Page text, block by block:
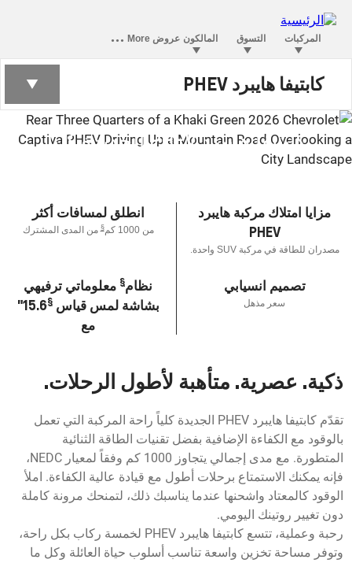
كابتيفا هايبرد PHEV
كابتيفا هايبرد PHEV الجديدة كلياً
مزايا امتلاك مركبة هايبرد
PHEV
مصدران للطاقة في مركبة SUV واحدة.
انطلق لمسافات أكثر
من 1000 كم § من المدى المشترك
تصميم انسيابي
سعر مذهل
نظام معلوماتي ترفيهي
بشاشة لمس قياس
15.6"
مع
ذكية. عصرية. متأهبة لأطول الرحلات.
تقدّم كابتيفا هايبرد PHEV الجديدة كلياً راحة المركبة التي تعمل
بالوقود مع الكفاءة الإضافية بفضل تقنيات الطاقة الثنائية
المتطورة. مع مدى إجمالي يتجاوز 1000 كم وفقاً لمعيار NEDC،
فإنه يمكنك الاستمتاع برحلات أطول مع قيادة عالية الكفاءة. املأ
الوقود كالمعتاد واشحنها عندما يناسبك ذلك، لتمنحك مرونة كاملة
دون تغيير روتينك اليومي.
رحبة وعملية، تتسع كابتيفا هايبرد PHEV لخمسة ركاب بكل راحة،
وتوفر مساحة تخزين واسعة تناسب أسلوب حياة العائلة وكل ما